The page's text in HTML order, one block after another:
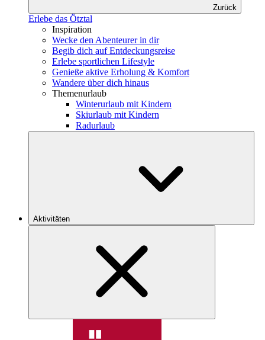
Zurück
Erlebe das Ötztal
Inspiration
Wecke den Abenteurer in dir
Begib dich auf Entdeckungsreise
Erlebe sportlichen Lifestyle
Genieße aktive Erholung & Komfort
Wandere über dich hinaus
Themenurlaub
Winterurlaub mit Kindern
Skiurlaub mit Kindern
Radurlaub
Aktivitäten